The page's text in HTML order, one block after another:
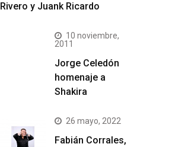
Rivero y Juank Ricardo
10 noviembre,
2011
Jorge Celedón
homenaje a
Shakira
26 mayo, 2022
Fabián Corrales,